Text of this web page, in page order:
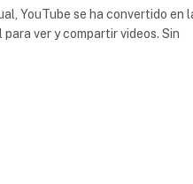
YouTube se ha convertido en
ver y compartir videos. Sin